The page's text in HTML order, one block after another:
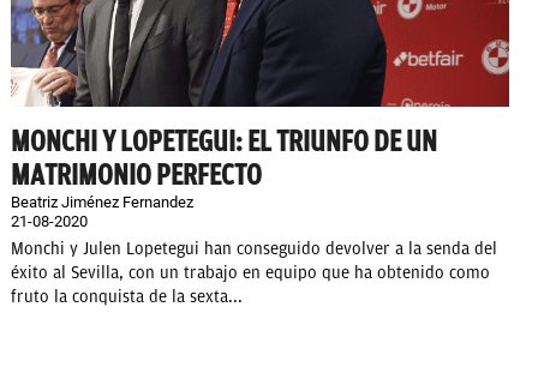
MONCHI Y LOPETEGUI: EL TRIUNFO DE UN
MATRIMONIO PERFECTO
Beatriz Jiménez Fernandez
21-08-2020
Monchi y Julen Lopetegui han conseguido devolver a la senda del
éxito al Sevilla, con un trabajo en equipo que ha obtenido como
fruto la conquista de la sexta...